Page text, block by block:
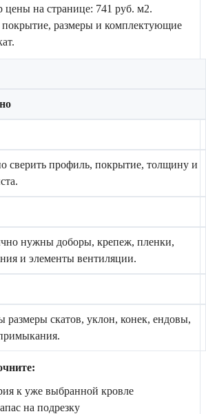
цены на странице: 741 руб. м2.
размеры и комплектующие
сверить профиль, покрытие, толщину и
нужны доборы, крепеж, пленки,
и элементы вентиляции.
скатов, уклон, конек, ендовы,
к уже выбранной кровле
на подрезку